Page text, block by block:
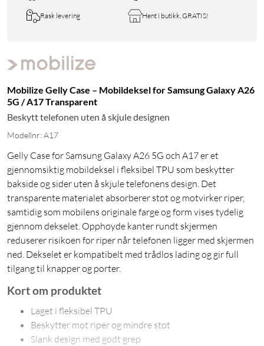
Rask levering Hent i butikk, GRATIS!
Mobilize Gelly Case – Mobildeksel for Samsung Galaxy A26
5G / A17 Transparent
Beskytt telefonen uten å skjule designen
Modellnr: A17
Gelly Case for Samsung Galaxy A26 5G och A17 er et
gjennomsiktig mobildeksel i fleksibel TPU som beskytter
bakside og sider uten å skjule telefonens design. Det
transparente materialet absorberer støt og motvirker riper,
samtidig som mobilens originale farge og form vises tydelig
gjennom dekselet. Opphøyde kanter rundt skjermen
reduserer risikoen for riper når telefonen ligger med skjermen
ned. Dekselet er kompatibelt med trådløs lading og gir full
tilgang til knapper og porter.
Kort om produktet
Laget i fleksibel TPU
Beskytter mot riper og mindre støt
Slank design med godt grep